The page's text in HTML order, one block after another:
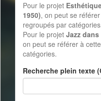
Pour le projet
1950), on peut se
regroupés par
Pour le projet Jazz
on peut se référer à cette
catégories.
Recherche plein texte